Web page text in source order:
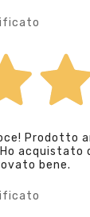
Prodotto
acquistato
bene.